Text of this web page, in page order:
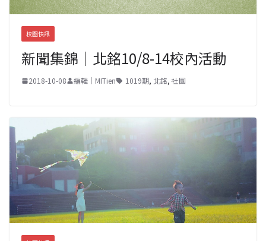
校園快訊
新聞集錦｜北銘10/8-14校內活動
2018-10-08 編輯｜MITien 1019期, 北銘, 社團